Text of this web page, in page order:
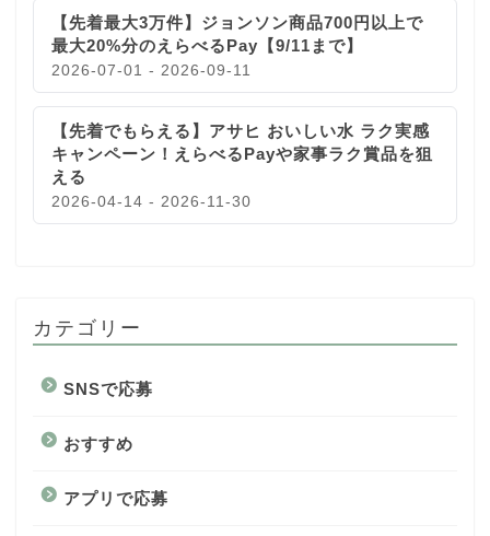
【先着最大3万件】ジョンソン商品700円以上で
最大20%分のえらべるPay【9/11まで】
2026-07-01 - 2026-09-11
【先着でもらえる】アサヒ おいしい水 ラク実感
キャンペーン！えらべるPayや家事ラク賞品を狙
える
2026-04-14 - 2026-11-30
カテゴリー
SNSで応募
おすすめ
アプリで応募